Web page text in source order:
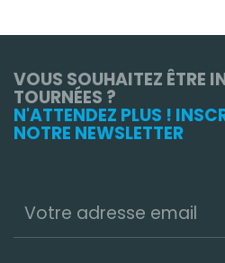
VOUS SOUHAITEZ ÊTRE
TOURNÉES ?
N'ATTENDEZ PLUS !
NOTRE NEWSLETTER